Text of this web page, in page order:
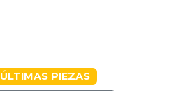
ÚLTIMAS PIEZAS